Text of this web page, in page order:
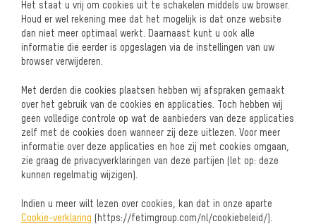
Het staat u vrij om cookies uit te schakelen middels uw browser.
Houd er wel rekening mee dat het mogelijk is dat onze website
dan niet meer optimaal werkt. Daarnaast kunt u ook alle
informatie die eerder is opgeslagen via de instellingen van uw
browser verwijderen.
Met derden die cookies plaatsen hebben wij afspraken gemaakt
over het gebruik van de cookies en applicaties. Toch hebben wij
geen volledige controle op wat de aanbieders van deze applicaties
zelf met de cookies doen wanneer zij deze uitlezen. Voor meer
informatie over deze applicaties en hoe zij met cookies omgaan,
zie graag de privacyverklaringen van deze partijen (let op: deze
kunnen regelmatig wijzigen).
Indien u meer wilt lezen over cookies, kan dat in onze aparte
Cookie-verklaring (https://fetimgroup.com/nl/cookiebeleid/).